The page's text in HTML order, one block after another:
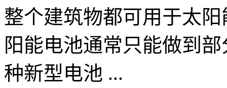
整个建筑物都可用于太
阳能电池通常只能做到
种新型电池 ...